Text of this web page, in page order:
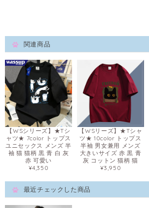
関連商品
【WSシリーズ】★Tシ
ャツ★ 7color トップス
ユニセックス メンズ 半
袖 猫 猫柄 黒 青 白 灰
赤 可愛い
¥4,350
【WSリーズ】★Tシャ
ツ★ 10color トップス
半袖 男女兼用 メンズ
大きいサイズ 赤 黒 青
灰 コットン 猫柄 猫
¥3,950
最近チェックした商品